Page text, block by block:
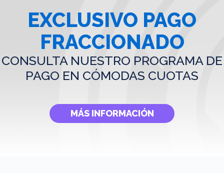
EXCLUSIVO PAGO
FRACCIONADO
CONSULTA NUESTRO PROGRAMA DE
PAGO EN CÓMODAS CUOTAS
MÁS INFORMACIÓN